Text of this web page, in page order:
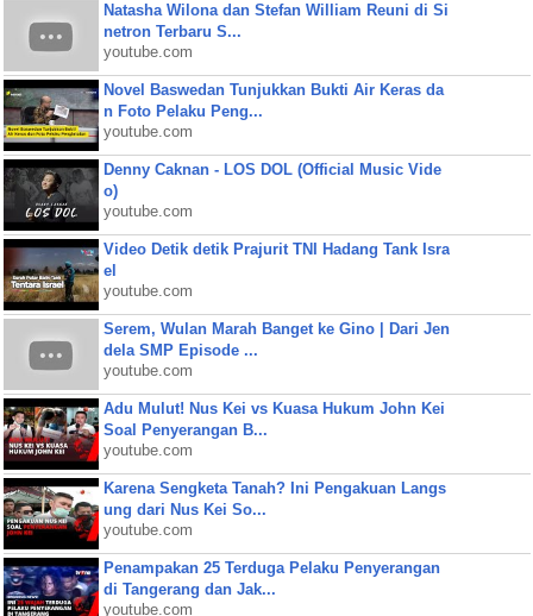
Natasha Wilona dan Stefan William Reuni di Si
netron Terbaru S...
youtube.com
Novel Baswedan Tunjukkan Bukti Air Keras da
n Foto Pelaku Peng...
youtube.com
Denny Caknan - LOS DOL (Official Music Vide
o)
youtube.com
Video Detik detik Prajurit TNI Hadang Tank Isra
el
youtube.com
Serem, Wulan Marah Banget ke Gino | Dari Jen
dela SMP Episode ...
youtube.com
Adu Mulut! Nus Kei vs Kuasa Hukum John Kei
Soal Penyerangan B...
youtube.com
Karena Sengketa Tanah? Ini Pengakuan Langs
ung dari Nus Kei So...
youtube.com
Penampakan 25 Terduga Pelaku Penyerangan
di Tangerang dan Jak...
youtube.com